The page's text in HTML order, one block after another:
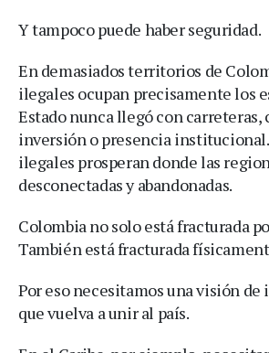
Y tampoco puede haber seguridad.
En demasiados territorios de
ilegales ocupan precisamente los
Estado nunca llegó con
inversión o presencia
ilegales prosperan donde las
desconectadas y abandonadas.
Colombia no solo está fracturada
También está fracturada
Por eso necesitamos una visión
que vuelva a unir al país.